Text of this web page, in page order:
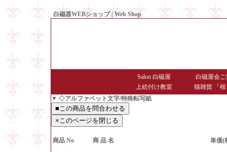
白磁器WEBショップ | Web Shop
Salon 白磁屋
白磁屋会
上絵付け教室
猫雑貨 「
▼ ◇アルファベット文字/特殊転写紙
商品 No 商 品 名 単価(